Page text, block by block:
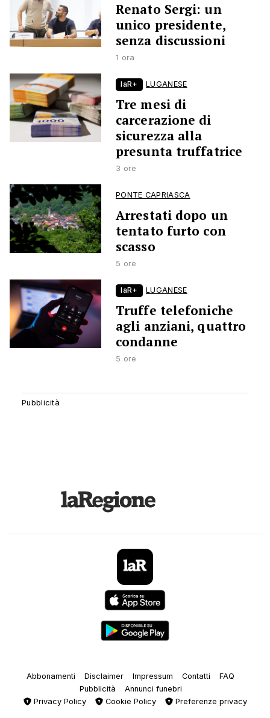
Renato Sergi: un
unico presidente,
senza discussioni
1 ora
laR+ LUGANESE
Tre mesi di
carcerazione di
sicurezza alla
presunta truffatrice
3 ore
PONTE CAPRIASCA
Arrestati dopo un
tentato furto con
scasso
5 ore
laR+ LUGANESE
Truffe telefoniche
agli anziani, quattro
condanne
5 ore
Abbonamenti Disclaimer Impressum Contatti
FAQ
Pubblicità
Annunci funebri
Privacy Policy
Cookie Policy Preferenze privacy